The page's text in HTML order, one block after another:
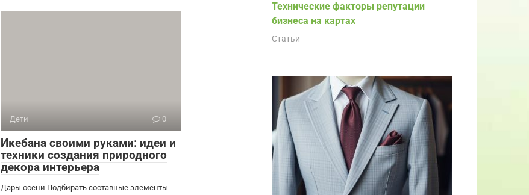
Дети 0
Икебана своими руками: идеи и
техники создания природного
декора интерьера
Дары осени Подбирать составные элементы
Технические факторы репутации
бизнеса на картах
Статьи